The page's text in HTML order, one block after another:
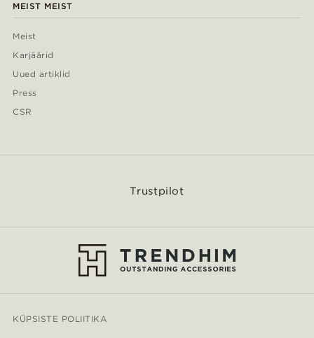
MEIST MEIST
Meist
Karjäärid
Uued artiklid
Press
CSR
Trustpilot
KÜPSISTE POLIITIKA